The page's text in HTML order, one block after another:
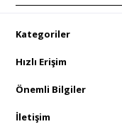
Kategoriler
Hızlı Erişim
Önemli Bilgiler
İletişim